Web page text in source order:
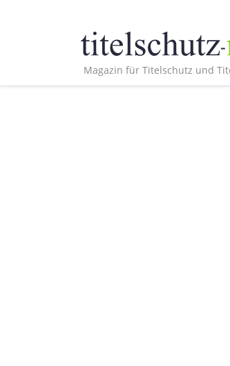
Magazin für Titelschutz und